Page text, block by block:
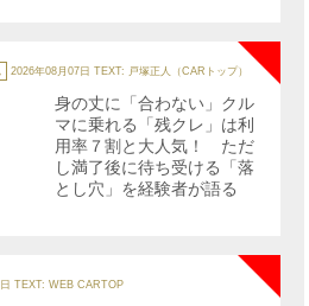
2026年08月07日 TEXT: 戸塚正人（CARトップ）
身の丈に「合わない」クル
マに乗れる「残クレ」は利
用率７割と大人気！ ただ
し満了後に待ち受ける「落
とし穴」を経験者が語る
TEXT: WEB CARTOP